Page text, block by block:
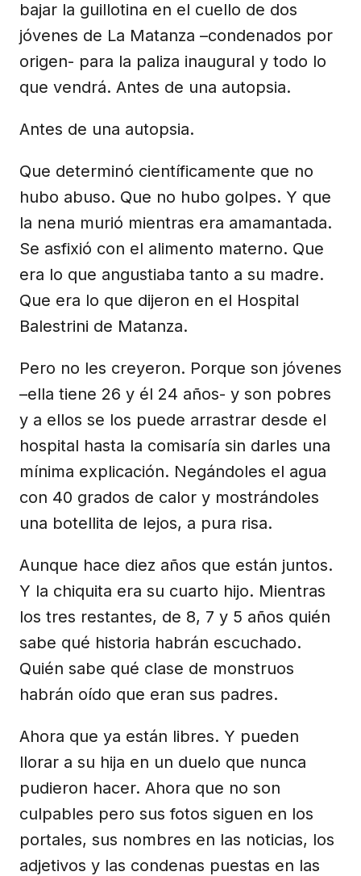
bajar la guillotina en el cuello de dos
jóvenes de La Matanza –condenados por
origen- para la paliza inaugural y todo lo
que vendrá. Antes de una autopsia.
Antes de una autopsia.
Que determinó científicamente que no
hubo abuso. Que no hubo golpes. Y que
la nena murió mientras era amamantada.
Se asfixió con el alimento materno. Que
era lo que angustiaba tanto a su madre.
Que era lo que dijeron en el Hospital
Balestrini de Matanza.
Pero no les creyeron. Porque son jóvenes
–ella tiene 26 y él 24 años- y son pobres
y a ellos se los puede arrastrar desde el
hospital hasta la comisaría sin darles una
mínima explicación. Negándoles el agua
con 40 grados de calor y mostrándoles
una botellita de lejos, a pura risa.
Aunque hace diez años que están juntos.
Y la chiquita era su cuarto hijo. Mientras
los tres restantes, de 8, 7 y 5 años quién
sabe qué historia habrán escuchado.
Quién sabe qué clase de monstruos
habrán oído que eran sus padres.
Ahora que ya están libres. Y pueden
llorar a su hija en un duelo que nunca
pudieron hacer. Ahora que no son
culpables pero sus fotos siguen en los
portales, sus nombres en las noticias, los
adjetivos y las condenas puestas en las